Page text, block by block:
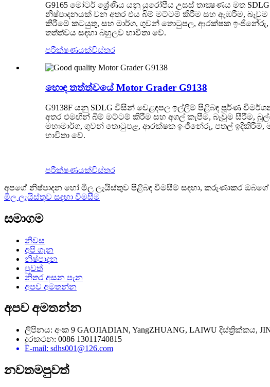
G9165 මෝටර් ශ්‍රේණිය යනු යුරෝපීය උසස් තාක්‍ෂණය මත
නිෂ්පාදනයක් වන අතර එය බිම් මට්ටම් කිරීම සහ ඇඹරීම, බෑවුම
කිරීමේ කටයුතු, සහ මාර්ග, ගුවන් තොටුපල, ආරක්ෂක ඉංජිනේරු,
තත්ත්වය සඳහා බහුලව භාවිතා වේ.
පරීක්ෂණයක්විස්තර
හොඳ තත්ත්වයේ Motor Grader G9138
G9138F යනු SDLG විසින් වෙළඳපල ඉල්ලීම් පිළිබඳ පූර්ණ
අතර එමඟින් බිම් මට්ටම් කිරීම සහ අගල් කැපීම, බෑවුම සීරීම,
මහාමාර්ග, ගුවන් තොටුපළ, ආරක්ෂක ඉංජිනේරු, පතල්
භාවිතා වේ.
පරීක්ෂණයක්විස්තර
අපගේ නිෂ්පාදන හෝ මිල ලැයිස්තුව පිළිබඳ විමසීම් සඳහා, කරුණාකර
මිල ලැයිස්තුව සඳහා විමසීම
සමාගම
නිවස
අපි ගැන
නිෂ්පාදන
පුවත්
නිතර අසන පැන
අපව අමතන්න
අපව අමතන්න
ලිපිනය: අංක 9 GAOJIADIAN, YangZHUANG, LAIWU දිස්ත්‍රික්කය,
දුරකථන: 0086 13011740815
E-mail: sdhs001@126.com
නවතමපුවත්